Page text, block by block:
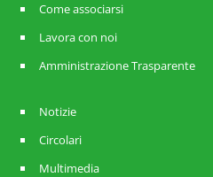
Come associarsi
Lavora con noi
Amministrazione Trasparente
Notizie
Circolari
Multimedia